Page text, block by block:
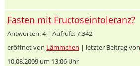
Fasten mit Fructoseintoleranz?
Antworten: 4 | Aufrufe: 7.342
eröffnet von Lämmchen | letzter Beitrag von
10.08.2009 um 13:06 Uhr